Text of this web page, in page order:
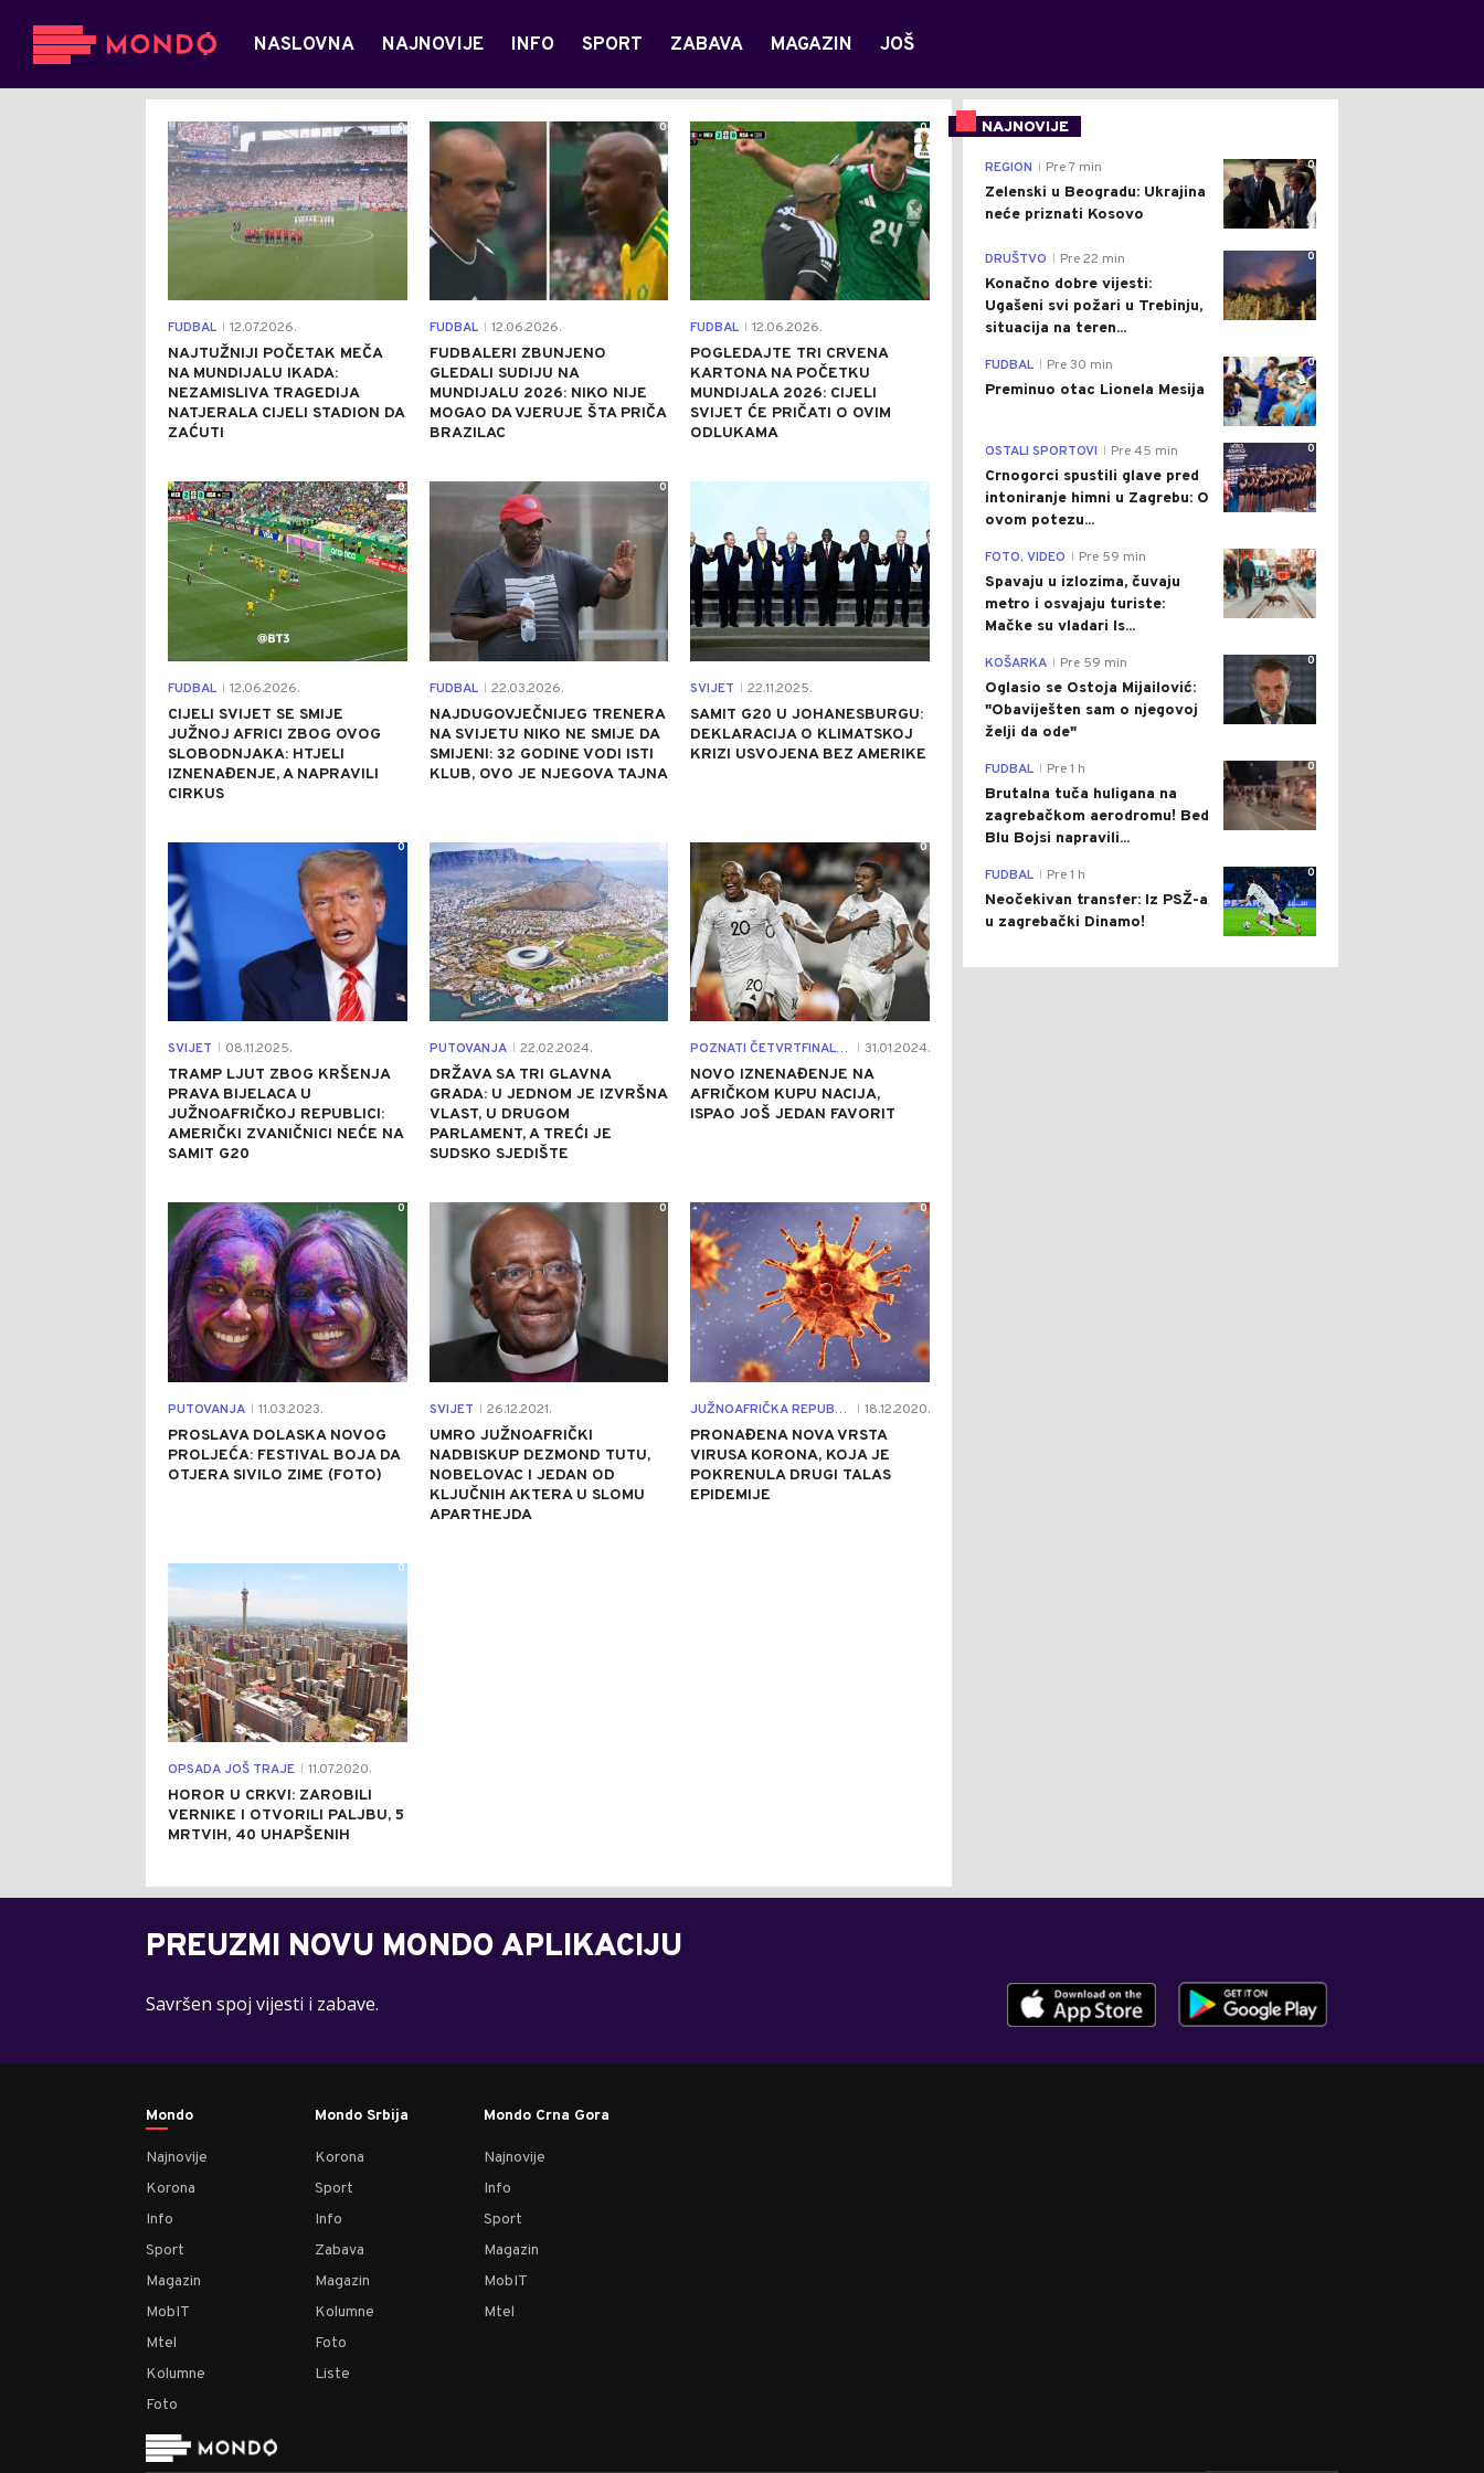
NASLOVNA NAJNOVIJE INFO SPORT ZABAVA MAGAZIN JOŠ
FUDBAL 12.07.2026.
NAJTUŽNIJI POČETAK MEČA
NA MUNDIJALU IKADA:
NEZAMISLIVA TRAGEDIJA
NATJERALA CIJELI STADION DA
ZAĆUTI
0
FUDBAL 12.06.2026.
FUDBALERI ZBUNJENO
GLEDALI SUDIJU NA
MUNDIJALU 2026: NIKO NIJE
MOGAO DA VJERUJE ŠTA PRIČA
BRAZILAC
0
FUDBAL 12.06.2026.
POGLEDAJTE TRI CRVENA
KARTONA NA POČETKU
MUNDIJALA 2026: CIJELI
SVIJET ĆE PRIČATI O OVIM
ODLUKAMA
0
FUDBAL 12.06.2026.
CIJELI SVIJET SE SMIJE
JUŽNOJ AFRICI ZBOG OVOG
SLOBODNJAKA: HTJELI
IZNENAĐENJE, A NAPRAVILI
CIRKUS
0
FUDBAL 22.03.2026.
NAJDUGOVJEČNIJEG TRENERA
NA SVIJETU NIKO NE SMIJE DA
SMIJENI: 32 GODINE VODI ISTI
KLUB, OVO JE NJEGOVA TAJNA
0
SVIJET 22.11.2025.
SAMIT G20 U JOHANESBURGU:
DEKLARACIJA O KLIMATSKOJ
KRIZI USVOJENA BEZ AMERIKE
0
SVIJET 08.11.2025.
TRAMP LJUT ZBOG KRŠENJA
PRAVA BIJELACA U
JUŽNOAFRIČKOJ REPUBLICI:
AMERIČKI ZVANIČNICI NEĆE NA
SAMIT G20
0
PUTOVANJA 22.02.2024.
DRŽAVA SA TRI GLAVNA
GRADA: U JEDNOM JE IZVRŠNA
VLAST, U DRUGOM
PARLAMENT, A TREĆI JE
SUDSKO SJEDIŠTE
0
POZNATI ČETVRTFINALISTI 31.01.2024.
NOVO IZNENAĐENJE NA
AFRIČKOM KUPU NACIJA,
ISPAO JOŠ JEDAN FAVORIT
0
PUTOVANJA 11.03.2023.
PROSLAVA DOLASKA NOVOG
PROLJEĆA: FESTIVAL BOJA DA
OTJERA SIVILO ZIME (FOTO)
0
SVIJET 26.12.2021.
UMRO JUŽNOAFRIČKI
NADBISKUP DEZMOND TUTU,
NOBELOVAC I JEDAN OD
KLJUČNIH AKTERA U SLOMU
APARTHEJDA
0
JUŽNOAFRIČKA REPUBLIKA 18.12.2020.
PRONAĐENA NOVA VRSTA
VIRUSA KORONA, KOJA JE
POKRENULA DRUGI TALAS
EPIDEMIJE
0
OPSADA JOŠ TRAJE 11.07.2020.
HOROR U CRKVI: ZAROBILI
VERNIKE I OTVORILI PALJBU, 5
MRTVIH, 40 UHAPŠENIH
0
NAJNOVIJE
0
REGION Pre 7 min
Zelenski u Beogradu: Ukrajina
neće priznati Kosovo
0
DRUŠTVO Pre 22 min
Konačno dobre vijesti:
Ugašeni svi požari u Trebinju,
situacija na teren...
0
FUDBAL Pre 30 min
Preminuo otac Lionela Mesija
0
OSTALI SPORTOVI Pre 45 min
Crnogorci spustili glave pred
intoniranje himni u Zagrebu: O
ovom potezu...
0
FOTO, VIDEO Pre 59 min
Spavaju u izlozima, čuvaju
metro i osvajaju turiste:
Mačke su vladari Is...
0
KOŠARKA Pre 59 min
Oglasio se Ostoja Mijailović:
"Obaviješten sam o njegovoj
želji da ode"
0
FUDBAL Pre 1 h
Brutalna tuča huligana na
zagrebačkom aerodromu! Bed
Blu Bojsi napravili...
0
FUDBAL Pre 1 h
Neočekivan transfer: Iz PSŽ-a
u zagrebački Dinamo!
PREUZMI NOVU MONDO APLIKACIJU
Savršen spoj vijesti i zabave.
Mondo
Najnovije
Korona
Info
Sport
Magazin
MobIT
Mtel
Kolumne
Foto
Mondo Srbija
Korona
Sport
Info
Zabava
Magazin
Kolumne
Foto
Liste
Mondo Crna Gora
Najnovije
Info
Sport
Magazin
MobIT
Mtel